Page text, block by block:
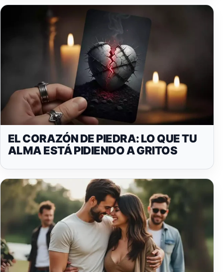
EL CORAZÓN DE PIEDRA: LO QUE TU
ALMA ESTÁ PIDIENDO A GRITOS